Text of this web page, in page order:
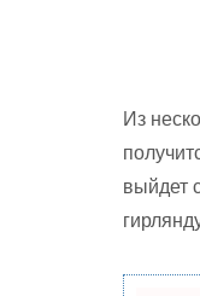
Из
выйдет